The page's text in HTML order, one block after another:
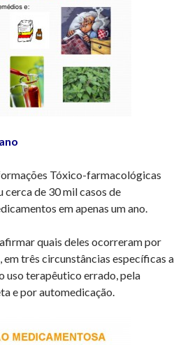
Tóxico-farmacológicas
de 30 mil casos de
em apenas um ano.
quais deles ocorreram por
três circunstâncias específicas a
uso terapêutico errado, pela
e por automedicação.